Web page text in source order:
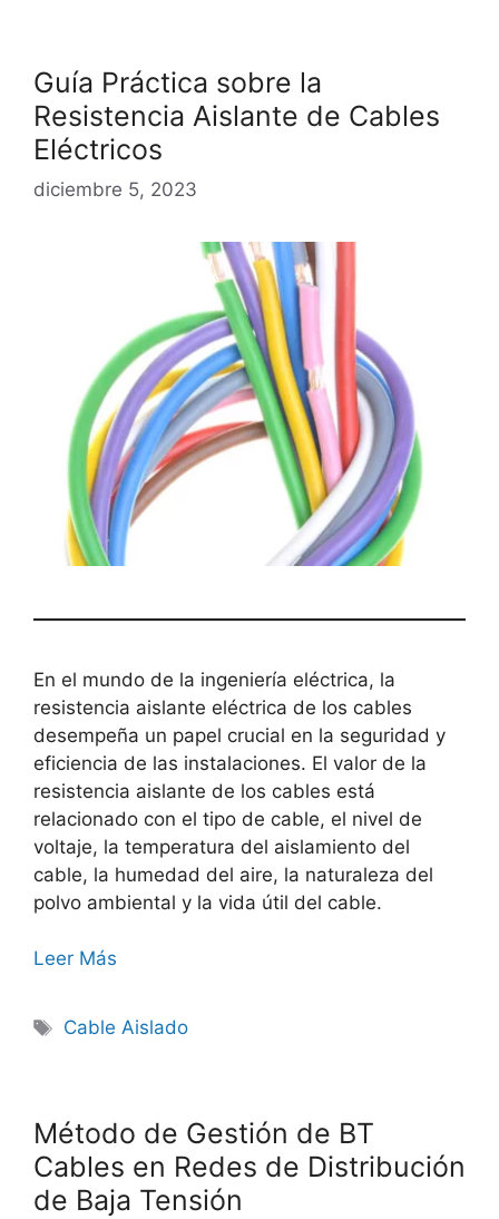
Guía Práctica sobre la
Resistencia Aislante de Cables
Eléctricos
diciembre 5, 2023
En el mundo de la ingeniería eléctrica, la
resistencia aislante eléctrica de los cables
desempeña un papel crucial en la seguridad y
eficiencia de las instalaciones. El valor de la
resistencia aislante de los cables está
relacionado con el tipo de cable, el nivel de
voltaje, la temperatura del aislamiento del
cable, la humedad del aire, la naturaleza del
polvo ambiental y la vida útil del cable.
Leer Más
Cable Aislado
Método de Gestión de BT
Cables en Redes de Distribución
de Baja Tensión